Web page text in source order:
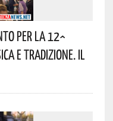
Per La 12^
E Tradizione. Il